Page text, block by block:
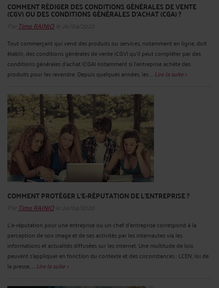
COMMENT RÉDIGER DES CONDITIONS GÉNÉRALES DE VENTE
(CGV) OU DES CONDITIONS GÉNÉRALES D’ACHAT (CGA) ?
Par Timo RAINIO le 26/04/2020
Tout commerçant qui vend des produits ou services, notamment en ligne, doit
établir, des conditions générales de vente (CGV) qu’il peut compléter par des
conditions générales d’achat (CGA) notamment si l’entreprise achète des
produits pour les revendre. Depuis quelques années, les ... Lire la suite >
COMMENT PROTÉGER L'E-RÉPUTATION DE L’ENTREPRISE ?
Par Timo RAINIO le 24/04/2020
L'e-réputation pour une entreprise ou un chef d'entreprise correspond à la
perception de son image et de ses activités par les internautes via les
informations et actualités diffusées sur les internet. Une multitude de lois
peuvent s’appliquer en fonction du contexte et des circonstances : LCEN, loi de
la presse, ... Lire la suite >